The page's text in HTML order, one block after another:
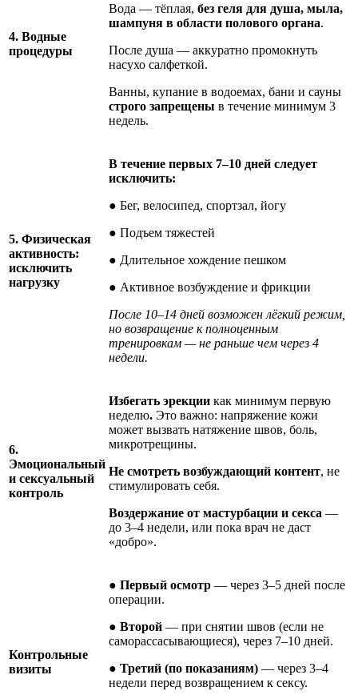
4. Водные
процедуры
Вода — тёплая, без геля для душа, мыла,
шампуня в области полового органа.
После душа — аккуратно промокнуть
насухо салфеткой.
Ванны, купание в водоемах, бани и сауны
строго запрещены в течение минимум 3
недель.
5. Физическая
активность:
исключить
нагрузку
В течение первых 7–10 дней следует
исключить:
● Бег, велосипед, спортзал, йогу
● Подъем тяжестей
● Длительное хождение пешком
● Активное возбуждение и фрикции
После 10–14 дней возможен лёгкий режим,
но возвращение к полноценным
тренировкам — не раньше чем через 4
недели.
6.
Эмоциональный
и сексуальный
контроль
Избегать эрекции как минимум первую
неделю. Это важно: напряжение кожи
может вызвать натяжение швов, боль,
микротрещины.
Не смотреть возбуждающий контент, не
стимулировать себя.
Воздержание от мастурбации и секса —
до 3–4 недели, или пока врач не даст
«добро».
Контрольные
визиты
● Первый осмотр — через 3–5 дней после
операции.
● Второй — при снятии швов (если не
саморассасывающиеся), через 7–10 дней.
● Третий (по показаниям) — через 3–4
недели перед возвращением к сексу.